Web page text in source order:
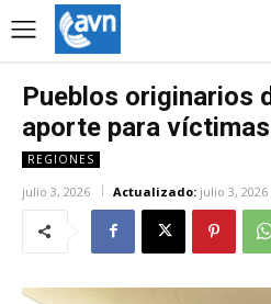
Pueblos originarios
aporte para
REGIONES
julio 3, 2026 Actualizado: julio 3, 2026